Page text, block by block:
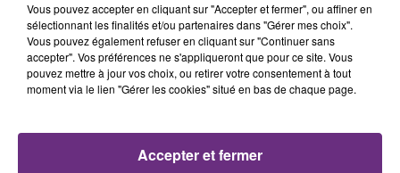
TAYLOR SWIFT
I Knew It, I Knew You
SHAGGY
It Wasn't Me
13h02
13h02 12h59
12h59
Vous pouvez accepter en cliquant sur "Accepter et fermer", ou affiner en
sélectionnant les finalités et/ou partenaires dans "Gérer mes choix".
Vous pouvez également refuser en cliquant sur "Continuer sans
accepter". Vos préférences ne s'appliqueront que pour ce site. Vous
pouvez mettre à jour vos choix, ou retirer votre consentement à tout
moment via le lien "Gérer les cookies" situé en bas de chaque page.
Accepter et fermer